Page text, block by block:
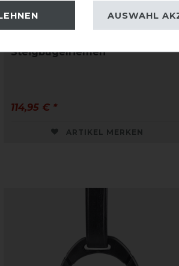
Steigbügelriemen
114,95 € *
ARTIKEL MERKEN
AUSWAHL